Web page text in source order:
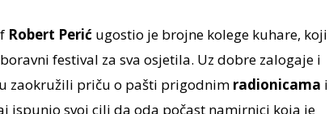
Robert Perić ugostio je brojne kolege kuhare, koji
festival za sva osjetila. Uz dobre zalogaje i
zaokružili priču o pašti prigodnim radionicama i
ispunio svoj cilj da oda počast namirnici koja je